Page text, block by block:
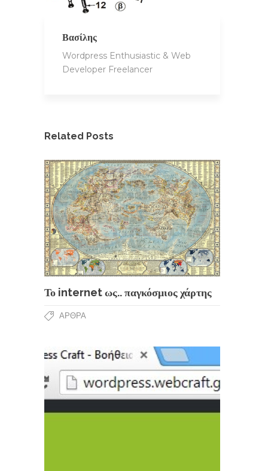
Βασίλης
Wordpress Enthusiastic & Web
Developer Freelancer
Related Posts
Το internet ως.. παγκόσμιος χάρτης
ΆΡΘΡΑ